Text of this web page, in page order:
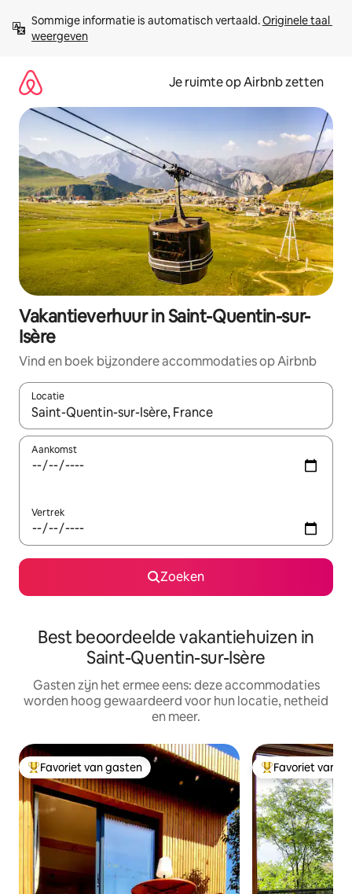
direct
naar
Sommige informatie is automatisch vertaald. Originele taal
weergeven
Je ruimte op Airbnb zetten
Vakantieverhuur in Saint-Quentin-sur-
Isère
Vind en boek bijzondere accommodaties op Airbnb
Locatie
Wanneer er suggesties beschikbaar zijn, maak je een keuze
Aankomst
Vertrek
Zoeken
Best beoordeelde vakantiehuizen in
Saint-Quentin-sur-Isère
Gasten zijn het ermee eens: deze accommodaties
worden hoog gewaardeerd voor hun locatie, netheid
en meer.
Topfavoriet van gasten
Favoriet van gasten Topfavoriet van
Favoriet van